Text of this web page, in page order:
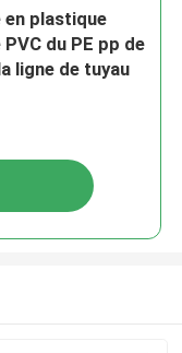
en plastique
du PE pp de
ligne de tuyau